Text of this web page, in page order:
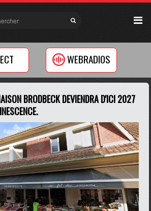
WEBRADIOS
BRODBECK DEVIENDRA D'ICI 2027